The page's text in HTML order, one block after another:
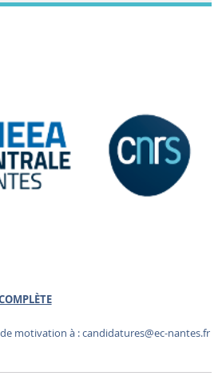
motivation à :candidatures@ec-nantes.fr